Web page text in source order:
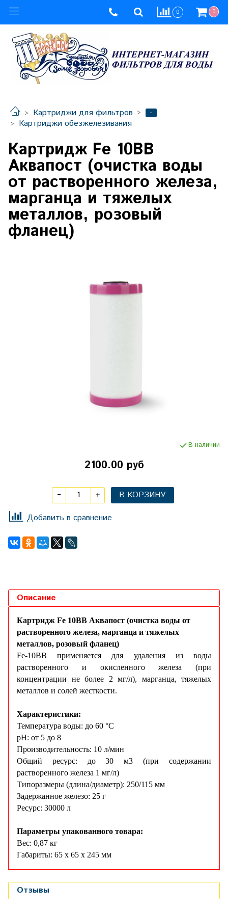
0 0
Картриджи для фильтров
-
Картриджи обезжелезивания
Картридж Fe 10BB
Аквапост (очистка воды
от растворенного железа,
марганца и тяжелых
металлов, розовый
фланец)
В наличии
2100.00 руб
В КОРЗИНУ
Добавить в сравнение
Описание
Картридж Fe 10BB Аквапост (очистка воды от
растворенного железа, марганца и тяжелых
металлов, розовый фланец)
Fe-10BB применяется для удаления из воды
растворенного и окисленного железа (при
концентрации не более 2 мг/л), марганца, тяжелых
металлов и солей жесткости.
Характеристики:
Температура воды: до 60 °С
рН: от 5 до 8
Производительность: 10 л/мин
Общий ресурс: до 30 м3 (при содержании
растворенного железа 1 мг/л)
Типоразмеры (длина/диаметр): 250/115 мм
Задержанное железо: 25 г
Ресурс: 30000 л
Параметры упакованного товара:
Вес: 0,87 кг
Габариты: 65 x 65 x 245 мм
Отзывы